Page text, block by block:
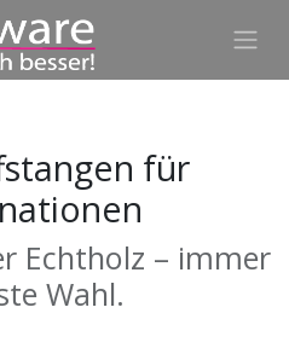
für
Echtholz – immer
Wahl.